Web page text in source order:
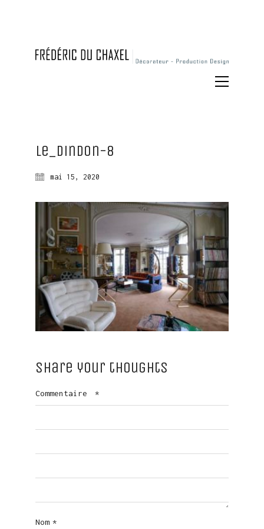
Le_Dindon-8
mai 15, 2020
Share your thoughts
Commentaire *
Nom *